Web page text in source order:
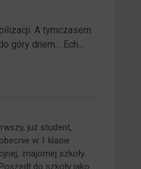
A tymczasem
góry dnem… Ech…
już student,
w 1 klasie
znajomej szkoły.
do szkoły jako